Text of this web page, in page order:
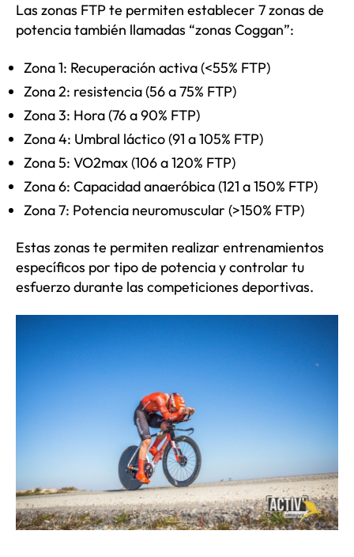
Las zonas FTP te permiten establecer 7 zonas de
potencia también llamadas “zonas Coggan”:
Zona 1: Recuperación activa (<55% FTP)
Zona 2: resistencia (56 a 75% FTP)
Zona 3: Hora (76 a 90% FTP)
Zona 4: Umbral láctico (91 a 105% FTP)
Zona 5: VO2max (106 a 120% FTP)
Zona 6: Capacidad anaeróbica (121 a 150% FTP)
Zona 7: Potencia neuromuscular (>150% FTP)
Estas zonas te permiten realizar entrenamientos
específicos por tipo de potencia y controlar tu
esfuerzo durante las competiciones deportivas.